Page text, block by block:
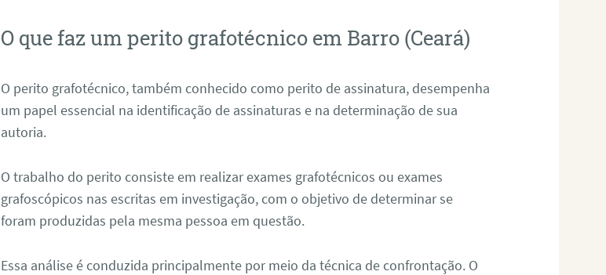
O que faz um perito grafotécnico em Barro (Ceará)
O perito grafotécnico, também conhecido como perito de assinatura, desempenha
um papel essencial na identificação de assinaturas e na determinação de sua
autoria.
O trabalho do perito consiste em realizar exames grafotécnicos ou exames
grafoscópicos nas escritas em investigação, com o objetivo de determinar se
foram produzidas pela mesma pessoa em questão.
Essa análise é conduzida principalmente por meio da técnica de confrontação. O